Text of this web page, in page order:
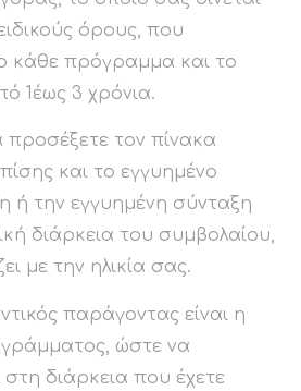
όρους, που
κάθε πρόγραμμα και το
1έως 3 χρόνια.
προσέξετε τον πίνακα
και το εγγυημένο
ή την εγγυημένη σύνταξη
διάρκεια του συμβολαίου,
με την ηλικία σας.
παράγοντας είναι η
ώστε να
στη διάρκεια που έχετε